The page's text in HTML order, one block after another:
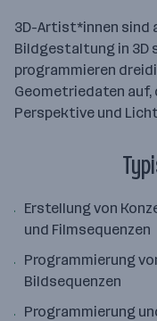
3D-Artist*innen sind
Bildgestaltung in 3D
programmieren
Geometriedaten auf,
Perspektive und
Erstellung von
und Filmsequenzen
Programmierung
Bildsequenzen
Programmierung